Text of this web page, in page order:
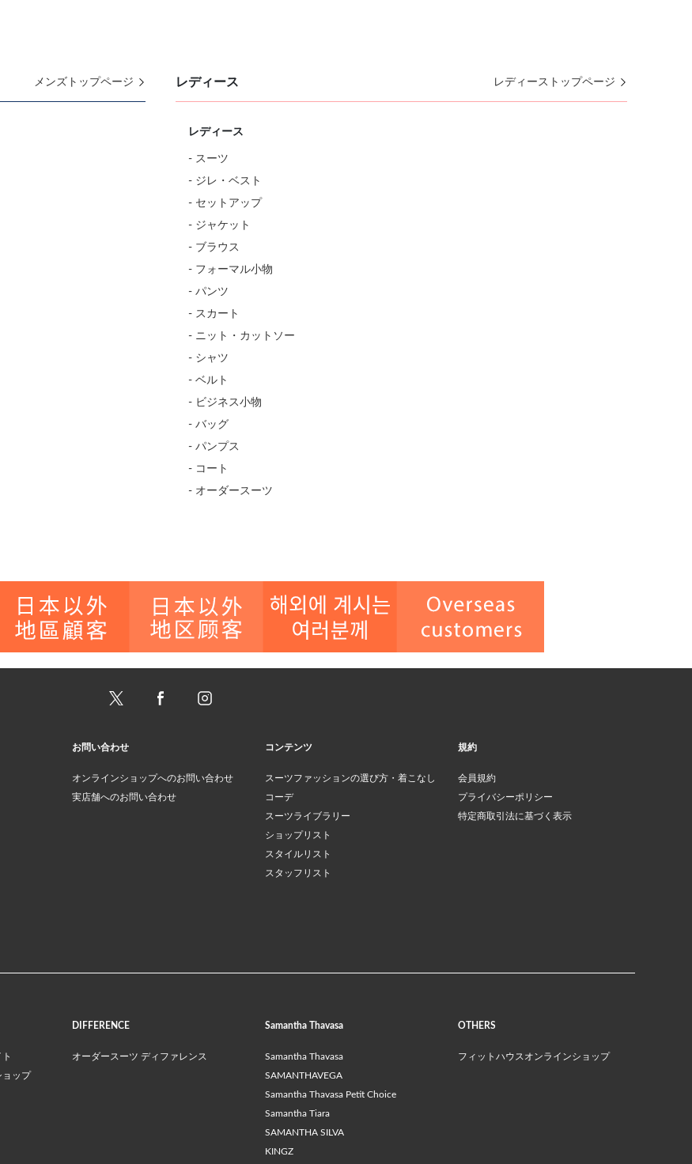
メンズトップページ レディース レディーストップページ
レディース
- スーツ
- ジレ・ベスト
- セットアップ
- ジャケット
- ブラウス
- フォーマル小物
- パンツ
- スカート
- ニット・カットソー
- シャツ
- ベルト
- ビジネス小物
- バッグ
- パンプス
- コート
- オーダースーツ
お問い合わせ
オンラインショップへのお問い合わせ
実店舗へのお問い合わせ
コンテンツ
スーツファッションの選び方・着こなし
コーデ
スーツライブラリー
ショップリスト
スタイルリスト
スタッフリスト
規約
会員規約
プライバシーポリシー
特定商取引法に基づく表示
ョップ
DIFFERENCE
オーダースーツ ディファレンス
Samantha Thavasa
Samantha Thavasa
SAMANTHAVEGA
Samantha Thavasa Petit Choice
Samantha Tiara
SAMANTHA SILVA
KINGZ
OTHERS
フィットハウスオンラインショップ